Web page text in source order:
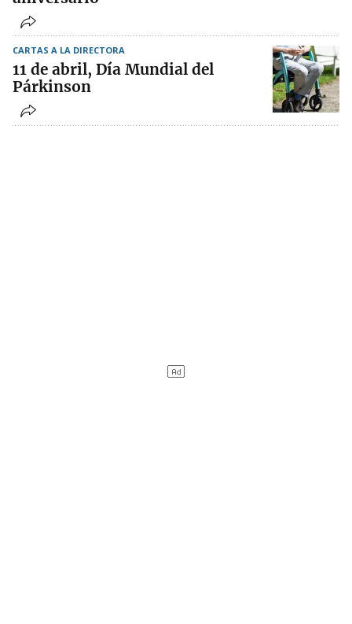
CARTAS A LA DIRECTORA
11 de abril, Día Mundial del
Párkinson